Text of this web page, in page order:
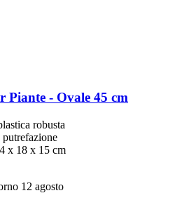
Piante -​ Ovale 45 cm
robusta
putrefazione
x 18 x 15 cm
12 agosto